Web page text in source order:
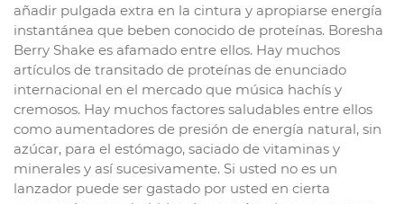
añadir pulgada extra en la cintura y apropiarse energía
instantánea que beben conocido de proteínas. Boresha
Berry Shake es afamado entre ellos. Hay muchos
artículos de transitado de proteínas de enunciado
internacional en el mercado que música hachís y
cremosos. Hay muchos factores saludables entre ellos
como aumentadores de presión de energía natural, sin
azúcar, para el estómago, saciado de vitaminas y
minerales y así sucesivamente. Si usted no es un
lanzador puede ser gastado por usted en cierta